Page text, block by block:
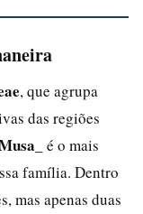
, que agrupa
das regiões
é o mais
família. Dentro
mas apenas duas